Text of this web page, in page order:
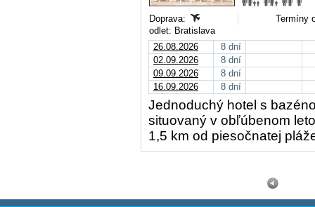
Doprava:
Termíny
odlet: Bratislava
26.08.2026
8 dní
02.09.2026
8 dní
09.09.2026
8 dní
16.09.2026
8 dní
Jednoduchý hotel s
situovaný v obľúbenom
1,5 km od piesočnatej